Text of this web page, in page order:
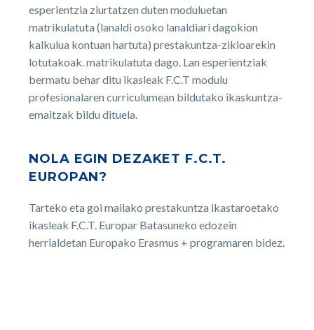
esperientzia ziurtatzen duten moduluetan
matrikulatuta (lanaldi osoko lanaldiari dagokion
kalkulua kontuan hartuta) prestakuntza-zikloarekin
lotutakoak. matrikulatuta dago. Lan esperientziak
bermatu behar ditu ikasleak F.C.T modulu
profesionalaren curriculumean bildutako ikaskuntza-
emaitzak bildu dituela.
NOLA EGIN DEZAKET F.C.T.
EUROPAN?
Tarteko eta goi mailako prestakuntza ikastaroetako
ikasleak F.C.T. Europar Batasuneko edozein
herrialdetan Europako Erasmus + programaren bidez.